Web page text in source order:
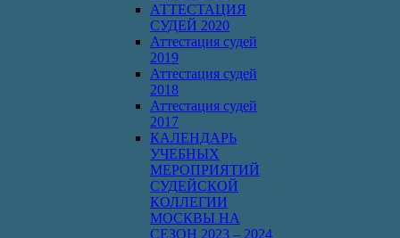
АТТЕСТАЦИЯ
СУДЕЙ 2020
Аттестация судей
2019
Аттестация судей
2018
Аттестация судей
2017
КАЛЕНДАРЬ
УЧЕБНЫХ
МЕРОПРИЯТИЙ
СУДЕЙСКОЙ
КОЛЛЕГИИ
МОСКВЫ НА
СЕЗОН 2023 – 2024